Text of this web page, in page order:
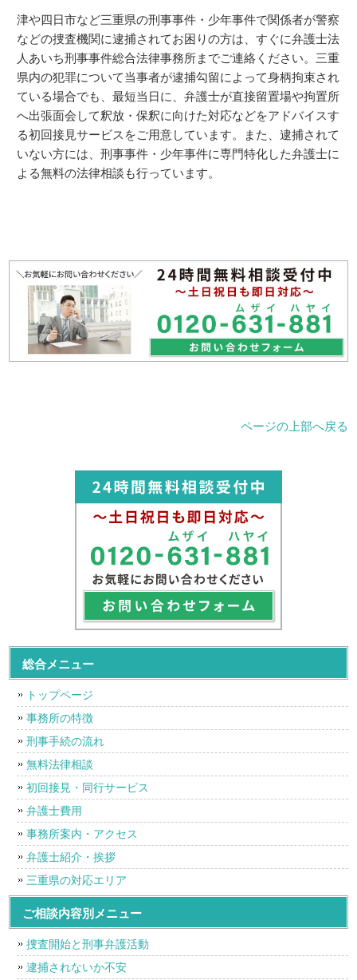
津や四日市など三重県の刑事事件・少年事件で関係者が警察
などの捜査機関に逮捕されてお困りの方は、すぐに弁護士法
人あいち刑事事件総合法律事務所までご連絡ください。三重
県内の犯罪について当事者が逮捕勾留によって身柄拘束され
ている場合でも、最短当日に、弁護士が直接留置場や拘置所
へ出張面会して釈放・保釈に向けた対応などをアドバイスす
る初回接見サービスをご用意しています。また、逮捕されて
いない方には、刑事事件・少年事件に専門特化した弁護士に
よる無料の法律相談も行っています。
ページの上部へ戻る
総合メニュー
トップページ
事務所の特徴
刑事手続の流れ
無料法律相談
初回接見・同行サービス
弁護士費用
事務所案内・アクセス
弁護士紹介・挨拶
三重県の対応エリア
ご相談内容別メニュー
捜査開始と刑事弁護活動
逮捕されないか不安